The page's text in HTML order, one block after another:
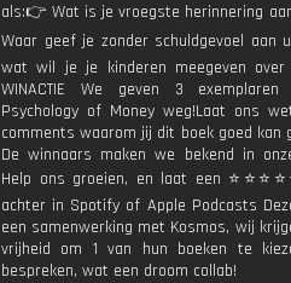
als:👉 Wat is je vroegste herinnering
Waar geef je zonder schuldgevoel aan
wat wil je je kinderen meegeven
WINACTIE We geven 3
Psychology of Money weg!Laat ons
comments waarom jij dit boek goed kan
De winnaars maken we bekend in
Help ons groeien, en laat een
achter in Spotify of Apple Podcasts
een samenwerking met Kosmos, wij
vrijheid om 1 van hun boeken te
bespreken, wat een droom collab!